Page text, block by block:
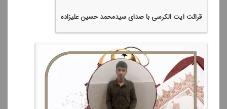
قرائت آیت الكرسی با صدای سیدمحمد حسین علیزاده